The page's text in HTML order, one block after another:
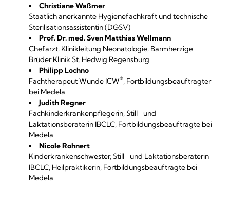
Christiane Waßmer
Staatlich anerkannte Hygienefachkraft und technische
Sterilisationsassistentin (DGSV)
Prof. Dr. med. Sven Matthias Wellmann
Chefarzt, Klinikleitung Neonatologie, Barmherzige
Brüder Klinik St. Hedwig Regensburg
Philipp Lochno
Fachtherapeut Wunde ICW®, Fortbildungsbeauftragter
bei Medela
Judith Regner
Fachkinderkrankenpflegerin, Still- und
Laktationsberaterin IBCLC, Fortbildungsbeauftragte bei
Medela
Nicole Rohnert
Kinderkrankenschwester, Still- und Laktationsberaterin
IBCLC, Heilpraktikerin, Fortbildungsbeauftragte bei
Medela